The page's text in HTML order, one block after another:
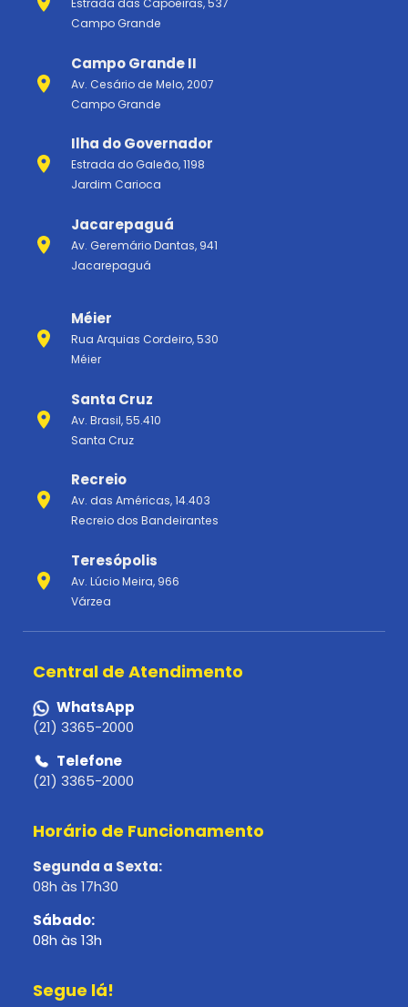
Estrada das Capoeiras, 537
Campo Grande
Campo Grande II
Av. Cesário de Melo, 2007
Campo Grande
Ilha do Governador
Estrada do Galeão, 1198
Jardim Carioca
Jacarepaguá
Av. Geremário Dantas, 941
Jacarepaguá
Méier
Rua Arquias Cordeiro, 530
Méier
Santa Cruz
Av. Brasil, 55.410
Santa Cruz
Recreio
Av. das Américas, 14.403
Recreio dos Bandeirantes
Teresópolis
Av. Lúcio Meira, 966
Várzea
Central de Atendimento
WhatsApp
(21) 3365-2000
Telefone
(21) 3365-2000
Horário de Funcionamento
Segunda a Sexta:
08h às 17h30
Sábado:
08h às 13h
Segue lá!